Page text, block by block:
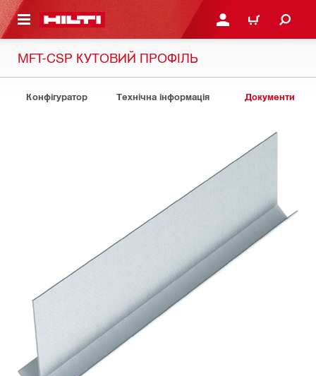
ЗМІСТУ УВІЙТИ АБО
КОШИК
MFT-CSP КУТОВИЙ ПРОФІЛЬ
Конфігуратор Технічна інформація Документи